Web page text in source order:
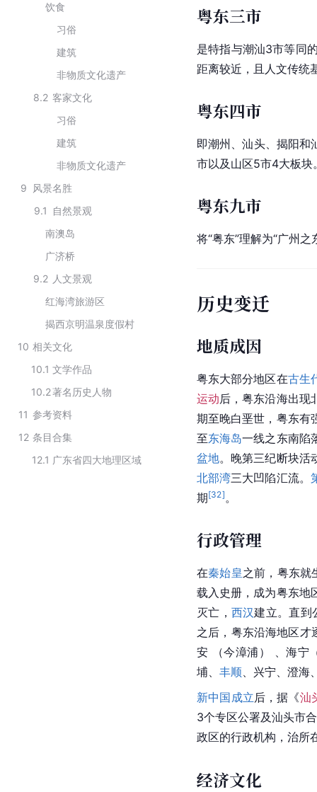
饮食
习俗
建筑
非物质文化遗产
8.2 客家文化
习俗
建筑
非物质文化遗产
9
风景名胜
9.1
自然景观
南澳岛
广济桥
9.2 人文景观
红海湾旅游区
揭西京明温泉度假村
10 相关文化
10.1 文学作品
10.2著名历史人物
11 参考资料
12 条目合集
12.1 广东省四大地理区域
粤东三市
是特指与潮汕3市等同
距离较近，且人文传统
粤东四市
即潮州、汕头、揭阳和
市以及山区5市4大板块
粤东九市
将“粤东”理解为“广州
历史变迁
地质成因
粤东大部分地区在古生
运动后，粤东沿海出现
期至晚白垩世，粤东有
至东海岛一线之东南陷
盆地。晚第三纪断块活
北部湾三大凹陷汇流。
期[32]。
行政管理
在秦始皇之前，粤东就
载入史册，成为粤东地
灭亡， 西汉建立。直到
之后，粤东沿海地区才
安 （今漳浦） 、海宁
埔、 丰顺、兴宁、澄海
新中国成立后，据《汕
3个专区公署及汕头市
政区的行政机构，治所
经济文化